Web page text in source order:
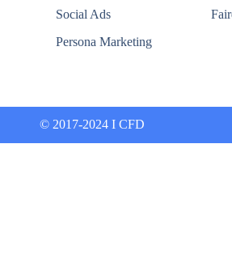
Social Ads
Persona Marketing
© 2017-2024 I CFD